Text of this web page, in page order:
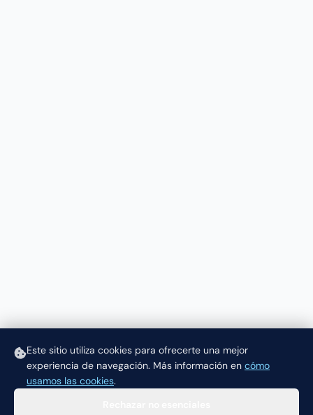
Este sitio utiliza cookies para ofrecerte una mejor
experiencia de navegación. Más información en cómo
usamos las cookies.